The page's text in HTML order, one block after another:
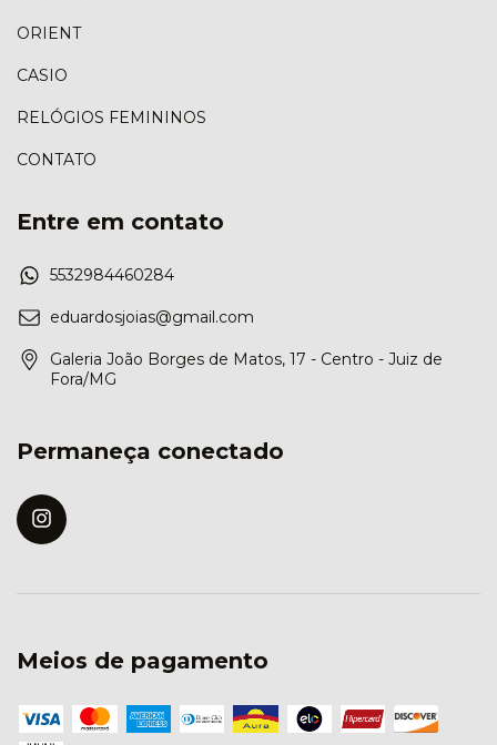
ORIENT
CASIO
RELÓGIOS FEMININOS
CONTATO
Entre em contato
5532984460284
eduardosjoias@gmail.com
Galeria João Borges de Matos, 17 - Centro - Juiz de
Fora/MG
Permaneça conectado
Meios de pagamento